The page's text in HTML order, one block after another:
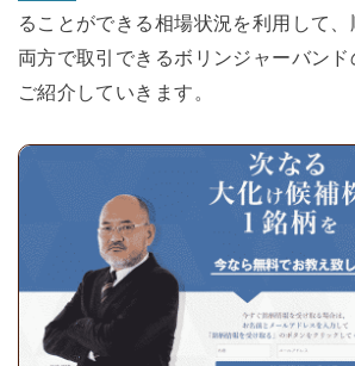
ることができる相場状況を利用して
両方で取引できるボリンジャーバン
ご紹介していきます。